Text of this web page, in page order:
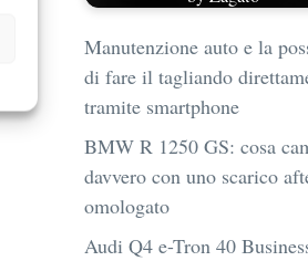
Manutenzione auto e la
di fare il tagliando
tramite smartphone
BMW R 1250 GS: cosa
davvero con uno scarico
omologato
Audi Q4 e-Tron 40